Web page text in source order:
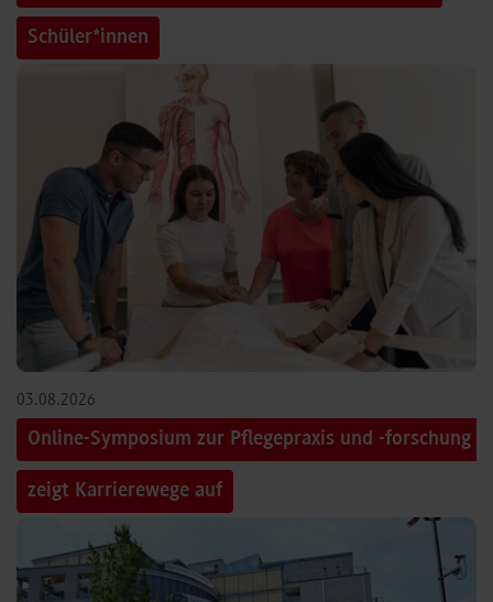
Schüler*innen
03.08.2026
Online-Symposium zur Pflegepraxis und -forschung
zeigt Karrierewege auf